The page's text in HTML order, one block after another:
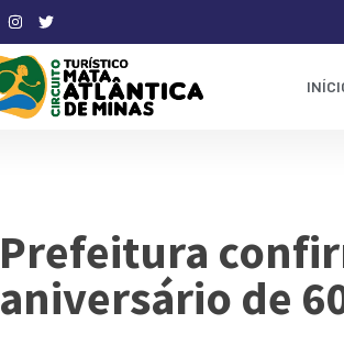
Prefeitura
aniversário de